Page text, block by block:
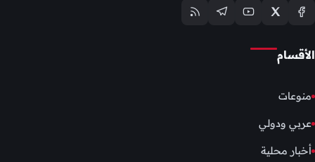
الأقسام
منوعات
عربي ودولي
أخبار محلية